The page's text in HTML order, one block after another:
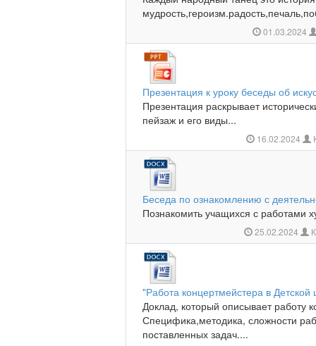
01.03.2024
Презентация к уроку беседы об
Презентация раскрывает
пейзаж и его виды...
16.02.2024
Беседа по ознакомлению с
Познакомить учащихся с работами
25.02.2024
"Работа концертмейстера в Детской
Доклад, который описывает
Специфика,методика, сложности
поставленных задач....